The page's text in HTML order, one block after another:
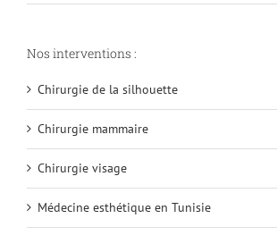
Nos interventions :
Chirurgie de la silhouette
Chirurgie mammaire
Chirurgie visage
Médecine esthétique en Tunisie